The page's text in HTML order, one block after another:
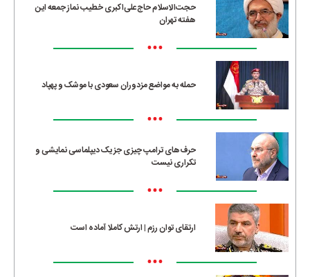
حجت‌الاسلام حاج‌علی‌اکبری خطیب نماز جمعه این
هفته تهران
•••
حمله به مواضع مزدوران سعودی با موشک و پهپاد
•••
حرف‌های ترامپ چیزی جز یک دیپلماسی نمایشی و
تکراری نیست
•••
ارتقای توان رزم | ارتش کاملا آماده است
•••